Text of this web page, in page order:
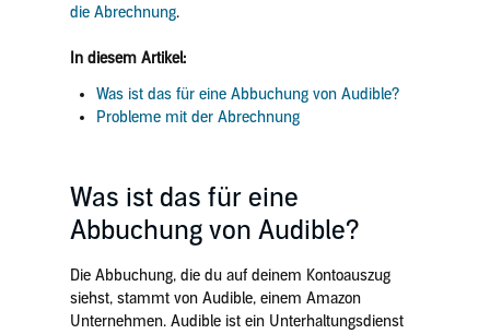
die Abrechnung.
In diesem Artikel:
Was ist das für eine Abbuchung von Audible?
Probleme mit der Abrechnung
Was ist das für eine
Abbuchung von Audible?
Die Abbuchung, die du auf deinem Kontoauszug
siehst, stammt von Audible, einem Amazon
Unternehmen. Audible ist ein Unterhaltungsdienst